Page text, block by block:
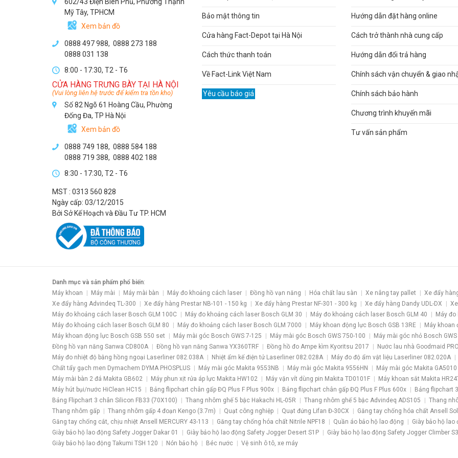
Mỹ Tây, TPHCM
Xem bản đồ
0888 497 988, 0888 273 188
0888 031 138
8:00 - 17:30, T2 - T6
CỬA HÀNG TRƯNG BÀY TẠI HÀ NỘI
(Vui lòng liên hệ trước để kiểm tra tồn kho)
Số 82 Ngõ 61 Hoàng Cầu, Phường
Đống Đa, TP Hà Nội
Xem bản đồ
0888 749 188, 0888 584 188
0888 719 388, 0888 402 188
8:30 - 17:30, T2 - T6
MST : 0313 560 828
Ngày cấp: 03/12/2015
Bởi Sở Kế Hoạch và Đầu Tư TP. HCM
Bảo mật thông tin
Cửa hàng Fact-Depot tại Hà Nội
Cách thức thanh toán
Về Fact-Link Việt Nam
Yêu cầu báo giá
Hướng dẫn đặt hàng online
Cách trở thành nhà cung cấp
Hướng dẫn đổi trả hàng
Chính sách vận chuyển & giao
Chính sách bảo hành
Chương trình khuyến mãi
Tư vấn sản phẩm
Danh mục và sản phẩm phổ biến:
Máy khoan
Máy mài Máy mài bàn Máy đo khoảng cách laser Đồng hồ vạn năng Hóa chất lau sàn Xe nâng tay pallet
Xe đẩy
Xe đẩy hàng Advindeq TL-300
Xe đẩy hàng Prestar NB-101 - 150 kg Xe đẩy hàng Prestar NF-301 - 300 kg Xe đẩy hàng Dandy UDL-DX
Máy đo khoảng cách laser Bosch GLM 100C
Máy đo khoảng cách laser Bosch GLM 30 Máy đo khoảng cách laser Bosch GLM 40
Máy
Máy đo khoảng cách laser Bosch GLM 80
Máy đo khoảng cách laser Bosch GLM 7000 Máy khoan động lực Bosch GSB 13RE
Máy khoan
Máy khoan động lực Bosch GSB 550 set
Máy mài góc Bosch GWS 7-125 Máy mài góc Bosch GWS 750-100
Máy mài góc nhỏ Bosch
Đồng hồ vạn năng Sanwa CD800A
Đồng hồ vạn năng Sanwa YX360TRF Đồng hồ đo Ampe kìm Kyoritsu 2017
Nước lau nhà Goodmaid
Máy đo nhiệt độ bằng hồng ngoại Laserliner 082.038A
Nhiệt ẩm kế điện tử Laserliner 082.028A
Máy đo độ ẩm vật liệu Laserliner 082.020A
Chất tẩy gạch men Dymachem DYMA PHOSPLUS
Máy mài góc Makita 9553NB Máy mài góc Makita 9556HN
Máy mài góc Makita GA5010
Máy mài bàn 2 đá Makita GB602
Máy phun xịt rửa áp lực Makita HW102 Máy vặn vít dùng pin Makita TD0101F
Máy khoan sắt Makita
Máy hút bụi/nước HiClean HC15
Bảng flipchart chân gấp ĐQ Plus F Plus 900x Bảng flipchart chân gấp ĐQ Plus F Plus 600x
Bảng flipchart
Bảng Flipchart 3 chân Silicon FB33 (70X100)
Thang nhôm ghế 5 bậc Hakachi HL-05R Thang nhôm ghế 5 bậc Advindeq ADS105
Thang
Thang nhôm gấp
Thang nhôm gấp 4 đoạn Kengo (3.7m) Quạt công nghiệp Quạt đứng Lifan Đ-30CX
Găng tay chống hóa chất Ansell
Găng tay chống cắt, chịu nhiệt Ansell MERCURY 43-113
Găng tay chống hóa chất Nitrile NPF18 Quần áo bảo hộ lao động
Giày bảo hộ lao
Giày bảo hộ lao động Safety Jogger Dakar 01
Giày bảo hộ lao động Safety Jogger Desert S1P
Giày bảo hộ lao động Safety Jogger Climber S3
Giày bảo hộ lao động Takumi TSH 120
Nón bảo hộ Béc nước Vệ sinh ô tô, xe máy